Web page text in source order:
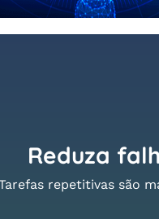
Reduza
repetitivas são